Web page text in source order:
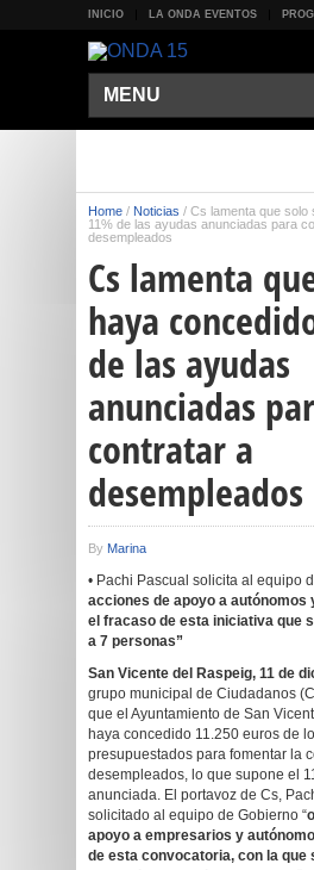
INICIO LA ONDA EVENTOS
MENU
Home / Noticias / Cs lamenta que solo
11% de las ayudas anunciadas para
desempleados
Cs lamenta
haya
de las ayudas
anunciadas
contratar a
desempleados
By Marina
• Pachi Pascual solicita al equipo
acciones de apoyo a autónomos
el fracaso de esta iniciativa que
a 7 personas”
San Vicente del Raspeig, 11 de
grupo municipal de Ciudadanos
que el Ayuntamiento de San
haya concedido 11.250 euros de
presupuestados para fomentar la
desempleados, lo que supone el
anunciada. El portavoz de Cs,
solicitado al equipo de Gobierno “
apoyo a empresarios y
de esta convocatoria, con la que